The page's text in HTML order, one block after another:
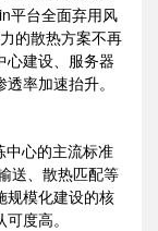
平台全面弃用风
的散热方案不再
心建设、服务器
率加速抬升。
中心的主流标准
送、散热匹配等
规模化建设的核
度高。